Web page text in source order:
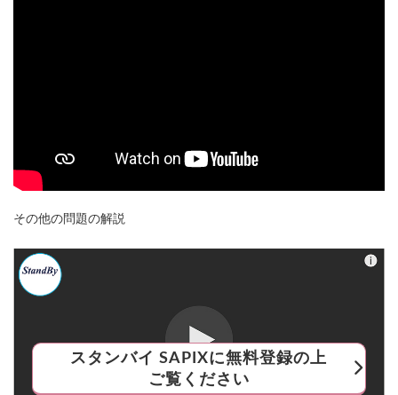
その他の問題の解説
スタンバイ SAPIXに無料登録の上
ご覧ください